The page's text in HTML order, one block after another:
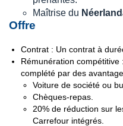
Maîtrise du
Offre
Contrat : Un contrat à
Rémunération
complété par des
Voiture de société ou
Chèques-repas.
20% de réduction sur
Carrefour intégrés.